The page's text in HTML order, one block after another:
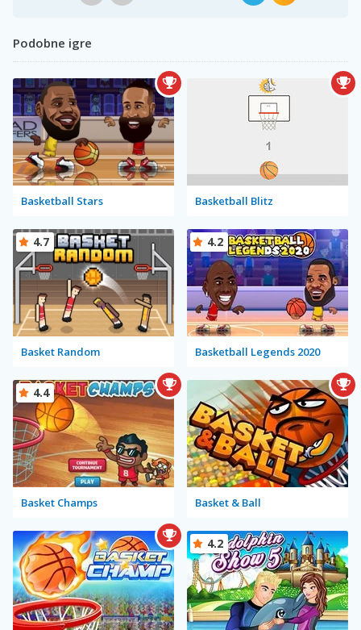
Podobne igre
Basketball Stars Basketball Blitz
Basket Random
4.7
Basketball Legends 2020
4.2
Basket Champs
4.4
Basket & Ball
4.2